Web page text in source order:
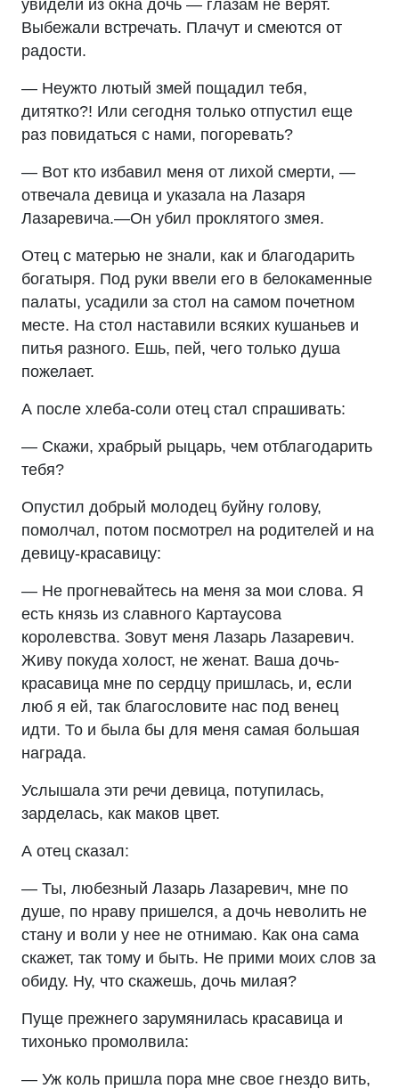
увидели из окна дочь — глазам не верят.
Выбежали встречать. Плачут и смеются от
радости.
— Неужто лютый змей пощадил тебя,
дитятко?! Или сегодня только отпустил еще
раз повидаться с нами, погоревать?
— Вот кто избавил меня от лихой смерти, —
отвечала девица и указала на Лазаря
Лазаревича.—Он убил проклятого змея.
Отец с матерью не знали, как и благодарить
богатыря. Под руки ввели его в белокаменные
палаты, усадили за стол на самом почетном
месте. На стол наставили всяких кушаньев и
питья разного. Ешь, пей, чего только душа
пожелает.
А после хлеба-соли отец стал спрашивать:
— Скажи, храбрый рыцарь, чем отблагодарить
тебя?
Опустил добрый молодец буйну голову,
помолчал, потом посмотрел на родителей и на
девицу-красавицу:
— Не прогневайтесь на меня за мои слова. Я
есть князь из славного Картаусова
королевства. Зовут меня Лазарь Лазаревич.
Живу покуда холост, не женат. Ваша дочь-
красавица мне по сердцу пришлась, и, если
люб я ей, так благословите нас под венец
идти. То и была бы для меня самая большая
награда.
Услышала эти речи девица, потупилась,
зарделась, как маков цвет.
А отец сказал:
— Ты, любезный Лазарь Лазаревич, мне по
душе, по нраву пришелся, а дочь неволить не
стану и воли у нее не отнимаю. Как она сама
скажет, так тому и быть. Не прими моих слов за
обиду. Ну, что скажешь, дочь милая?
Пуще прежнего зарумянилась красавица и
тихонько промолвила:
— Уж коль пришла пора мне свое гнездо вить,